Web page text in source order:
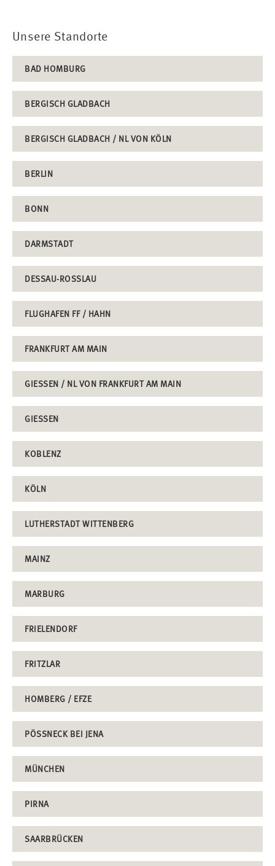
Unsere Standorte
BAD HOMBURG
BERGISCH GLADBACH
BERGISCH GLADBACH / NL VON KÖLN
BERLIN
BONN
DARMSTADT
DESSAU-ROSSLAU
FLUGHAFEN FF / HAHN
FRANKFURT AM MAIN
GIESSEN / NL VON FRANKFURT AM MAIN
GIESSEN
KOBLENZ
KÖLN
LUTHERSTADT WITTENBERG
MAINZ
MARBURG
FRIELENDORF
FRITZLAR
HOMBERG / EFZE
PÖSSNECK BEI JENA
MÜNCHEN
PIRNA
SAARBRÜCKEN